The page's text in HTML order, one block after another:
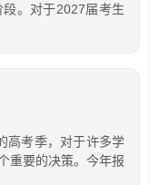
。对于2027届考生
高考季，对于许多学
重要的决策。今年报